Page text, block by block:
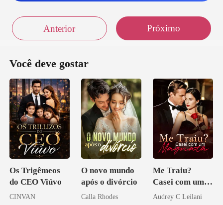
Anterior Próximo
Você deve gostar
Os Trigêmeos
do CEO Viúvo
CINVAN
O novo mundo
após o divórcio
Calla Rhodes
Me Traiu?
Casei com um
Magnata
Audrey C Leilani